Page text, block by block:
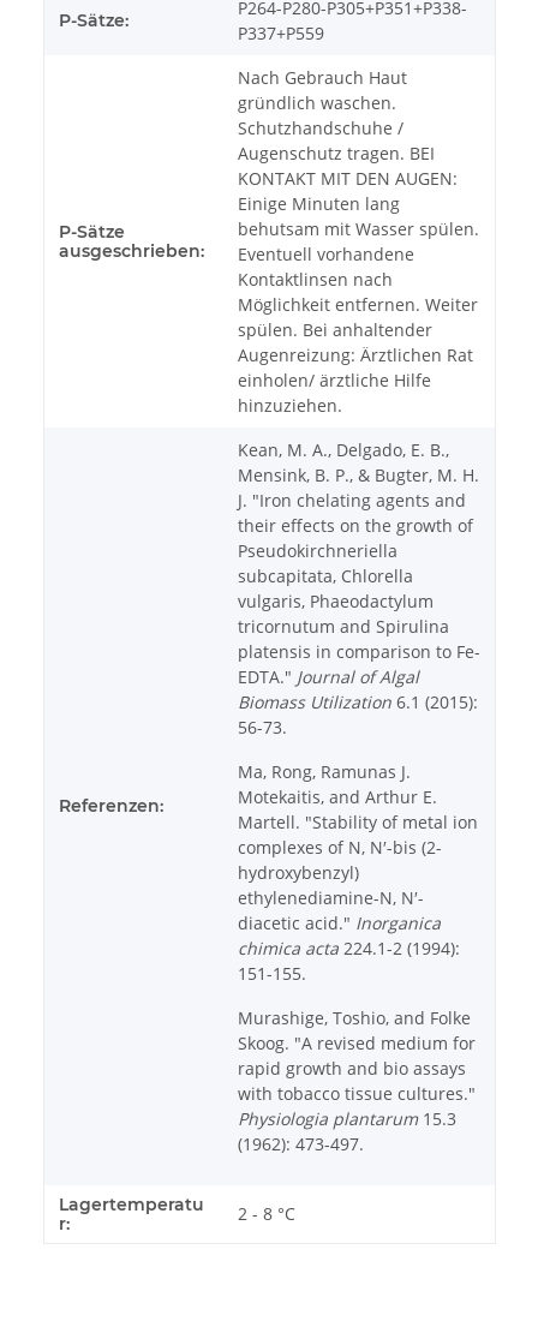
P-Sätze:
P264-P280-P305+P351+P338-
P337+P559
P-Sätze
ausgeschrieben:
Nach Gebrauch Haut
gründlich waschen.
Schutzhandschuhe /
Augenschutz tragen. BEI
KONTAKT MIT DEN AUGEN:
Einige Minuten lang
behutsam mit Wasser spülen.
Eventuell vorhandene
Kontaktlinsen nach
Möglichkeit entfernen. Weiter
spülen. Bei anhaltender
Augenreizung: Ärztlichen Rat
einholen/ ärztliche Hilfe
hinzuziehen.
Referenzen:
Kean, M. A., Delgado, E. B.,
Mensink, B. P., & Bugter, M. H.
J. "Iron chelating agents and
their effects on the growth of
Pseudokirchneriella
subcapitata, Chlorella
vulgaris, Phaeodactylum
tricornutum and Spirulina
platensis in comparison to Fe-
EDTA." Journal of Algal
Biomass Utilization 6.1 (2015):
56-73.
Ma, Rong, Ramunas J.
Motekaitis, and Arthur E.
Martell. "Stability of metal ion
complexes of N, N′-bis (2-
hydroxybenzyl)
ethylenediamine-N, N′-
diacetic acid." Inorganica
chimica acta 224.1-2 (1994):
151-155.
Murashige, Toshio, and Folke
Skoog. "A revised medium for
rapid growth and bio assays
with tobacco tissue cultures."
Physiologia plantarum15.3
(1962): 473-497.
Lagertemperatu
r:
2 - 8 °C